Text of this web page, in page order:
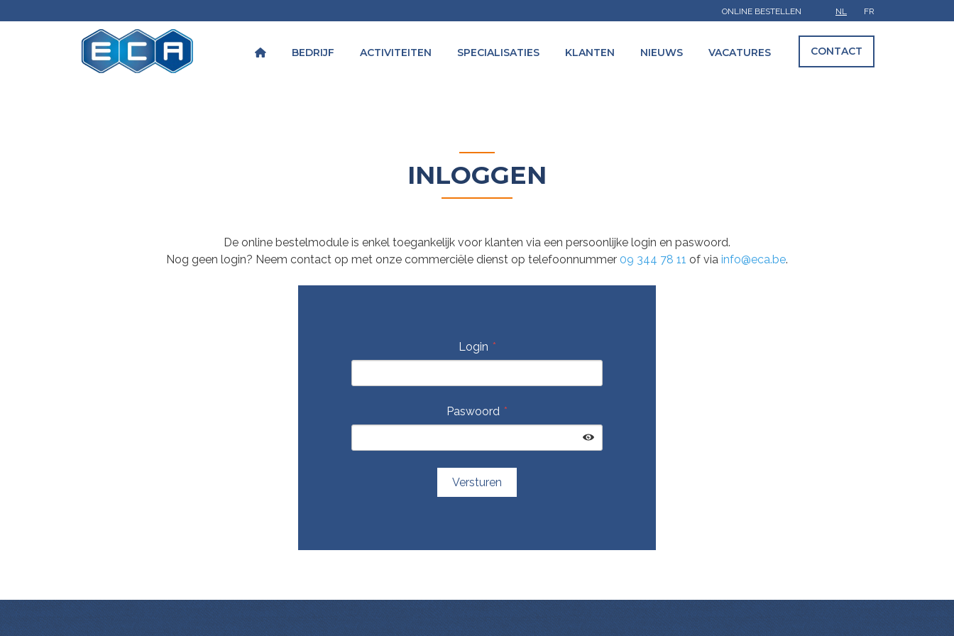
ONLINE BESTELLEN NL FR
BEDRIJF ACTIVITEITEN SPECIALISATIES KLANTEN NIEUWS VACATURES CONTACT
INLOGGEN
De online bestelmodule is enkel toegankelijk voor klanten via een persoonlijke login en paswoord.
Nog geen login? Neem contact op met onze commerciële dienst op telefoonnummer 09 344 78 11 of via info@eca.be.
Login
Paswoord
Versturen